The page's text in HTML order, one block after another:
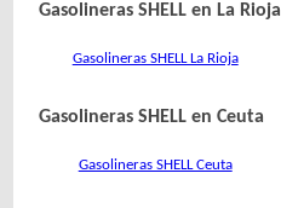
Gasolineras SHELL en La Rioja
Gasolineras SHELL La Rioja
Gasolineras SHELL en Ceuta
Gasolineras SHELL Ceuta